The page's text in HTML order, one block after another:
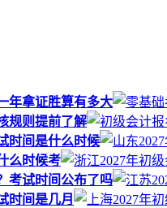
年拿证胜算有多大
规则提前了解
时间是什么时候
么时候考
考试时间公布了吗
时间是几月